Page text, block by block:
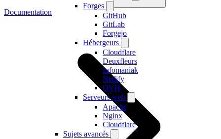
Forges
GitHub
GitLab
Forgejo
Hébergeurs
Cloudflare
Deuxfleurs
Infomaniak
Netlify
OVH
Serveurs web
Apache
Nginx
Cloudflare
Sujets avancés
Documentation